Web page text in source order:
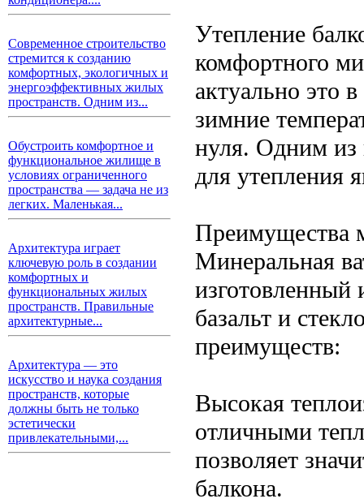
Современное строительство
стремится к созданию
комфортных, экологичных и
энергоэффективных жилых
пространств. Одним из...
Обустроить комфортное и
функциональное жилище в
условиях ограниченного
пространства — задача не из
легких. Маленькая...
Архитектура играет
ключевую роль в создании
комфортных и
функциональных жилых
пространств. Правильные
архитектурные...
Архитектура — это
искусство и наука создания
пространств, которые
должны быть не только
эстетически
привлекательными,...
Утепление
комфортного
актуально это
зимние
нуля. Одним из
для утепления
Преимущества
Минеральная
изготовленный
базальт и
преимуществ:
Высокая
отличными
позволяет
балкона.